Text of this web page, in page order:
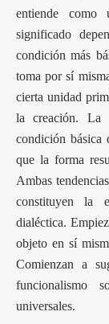
entiende como
significado
condición más
toma por sí
cierta unidad
la creación. La
condición básica
que la forma
Ambas
constituyen la
dialéctica.
objeto en sí
Comienzan a
funcionalismo
universales.